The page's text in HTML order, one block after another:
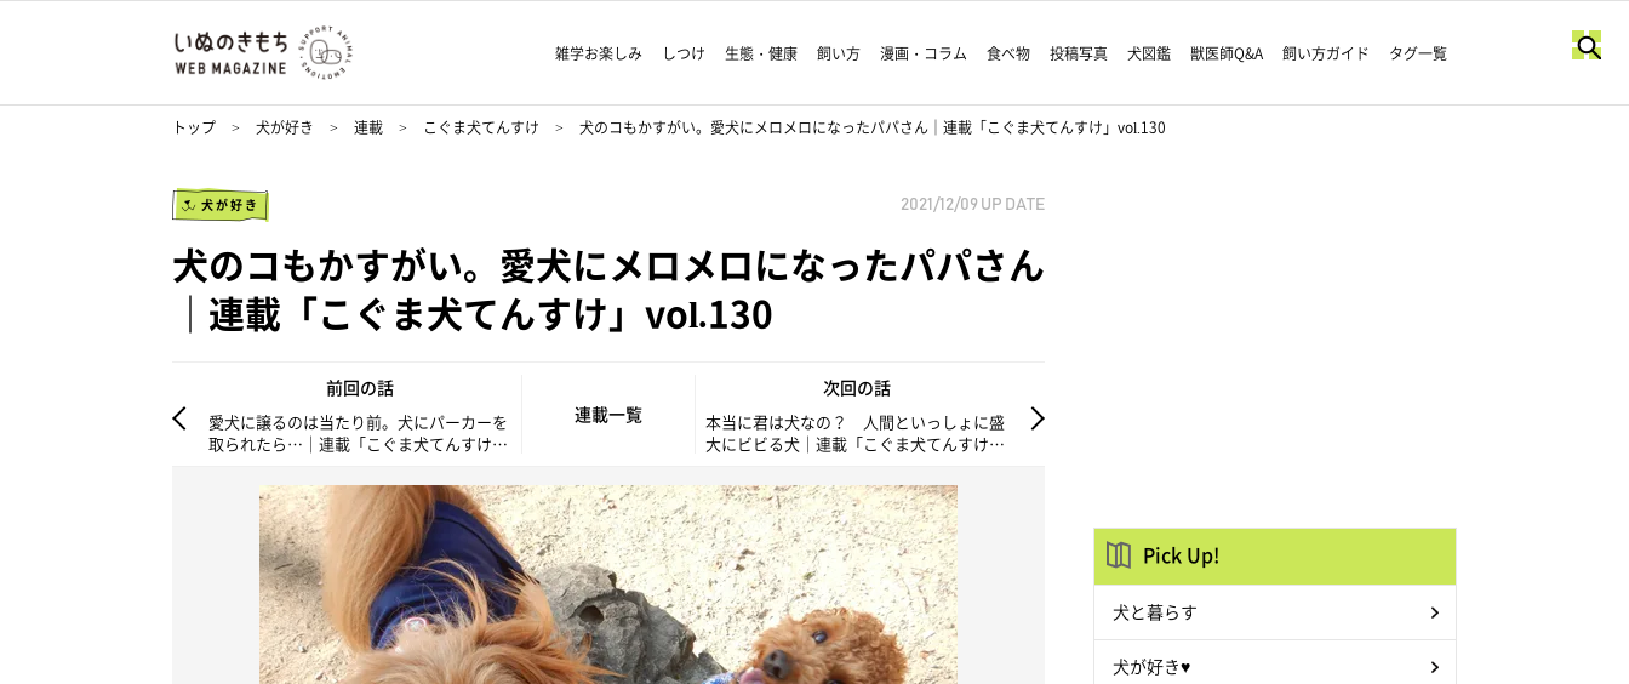
雑学お楽しみ しつけ 生態・健康 飼い方 漫画・コラム 食べ物 投稿写真 犬図鑑 獣医師Q&A 飼い方ガイド タグ一覧
トップ 犬が好き 連載 こぐま犬てんすけ 犬のコもかすがい。愛犬にメロメロになったパパさん｜連載「こぐま犬てんすけ」vol.130
犬が好き 2021/12/09 UP DATE
犬のコもかすがい。愛犬にメロメロになったパパさん
｜連載「こぐま犬てんすけ」vol.130
前回の話
愛犬に譲るのは当たり前。犬にパーカーを
取られたら…｜連載「こぐま犬てんすけ」
連載一覧
次回の話
本当に君は犬なの？ 人間といっしょに盛
大にビビる犬｜連載「こぐま犬てんすけ」
Pick Up!
犬と暮らす
犬が好き♥